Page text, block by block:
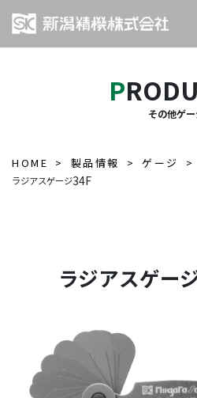
その他ゲ
HOME 製品情報 ゲージ
ラジアスゲージ34F
ラジアスゲ